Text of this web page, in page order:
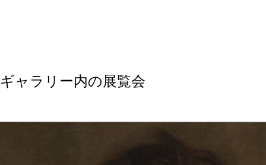
ギャラリー内の展覧会